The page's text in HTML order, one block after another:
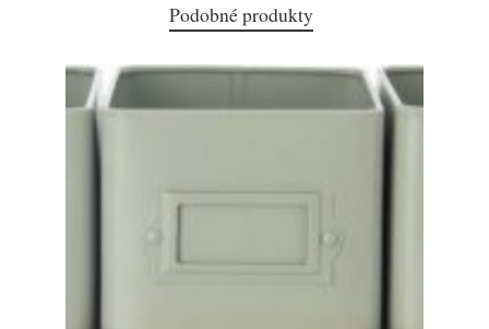
Podobné produkty